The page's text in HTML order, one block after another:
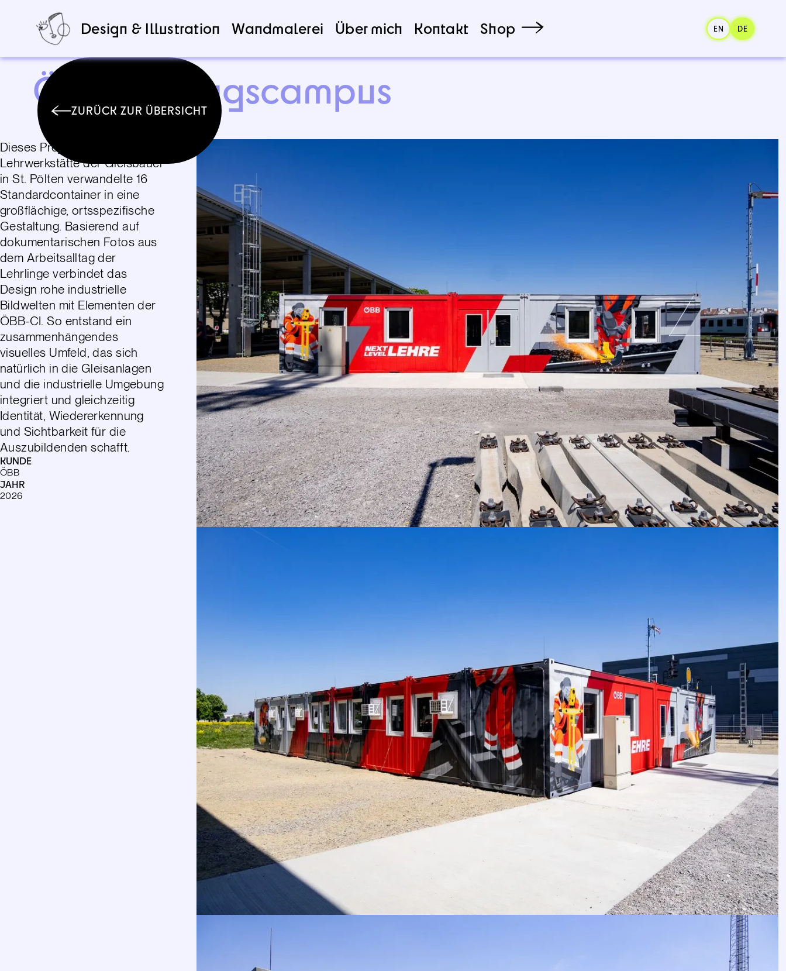
Design & Illustration Wandmalerei Über mich Kontakt Shop EN DE
ZURÜCK ZUR ÜBERSICHT
ÖBB Bildungscampus
Dieses Projekt für die ÖBB-
Lehrwerkstätte der Gleisbauer
in St. Pölten verwandelte 16
Standardcontainer in eine
großflächige, ortsspezifische
Gestaltung. Basierend auf
dokumentarischen Fotos aus
dem Arbeitsalltag der
Lehrlinge verbindet das
Design rohe industrielle
Bildwelten mit Elementen der
ÖBB-CI. So entstand ein
zusammenhängendes
visuelles Umfeld, das sich
natürlich in die Gleisanlagen
und die industrielle Umgebung
integriert und gleichzeitig
Identität, Wiedererkennung
und Sichtbarkeit für die
Auszubildenden schafft.
KUNDE
ÖBB
JAHR
2026